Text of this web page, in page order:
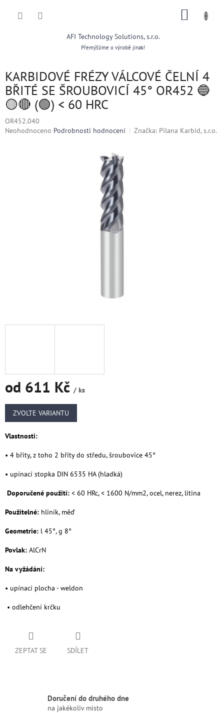
AFI Technology Solutions, s.r.o.
Přemýšlíme o výrobě jinak!
KARBIDOVÉ FRÉZY VÁLCOVÉ ČELNÍ 4
BŘITÉ SE ŠROUBOVICÍ 45° OR452 🔵
🟡🔴 (🟢) < 60 HRC
OR452.040
Průměrné
Neohodnoceno Podrobnosti hodnocení Značka: Pilana Karbid, s.r.o.
od 611 Kč / ks
Měrná
cena:
ZVOLTE VARIANTU
Vlastnosti:
• 4 břity, z toho 2 břity do středu, šroubovice 45°
• upínací stopka DIN 6535 HA (hladká)
Doporučené použití: < 60 HRc, < 1600 N/mm2, ocel, nerez, litina
Použitelné: hliník, měď
Geometrie: l 45°, g 8°
Povlak: AlCrN
Na vyžádání:
• upínací plocha - weldon
• odlehčení krčku
ZEPTAT SE SDÍLET
Doručení do druhého dne
na jakékoliv místo